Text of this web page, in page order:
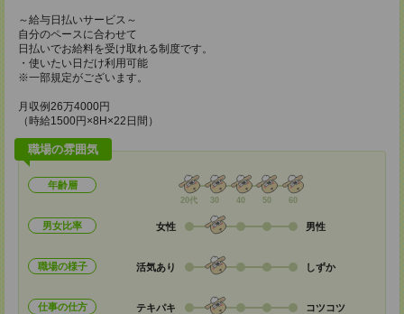
～給与日払いサービス～
自分のペースに合わせて
日払いでお給料を受け取れる制度です。
・使いたい日だけ利用可能
※一部規定がございます。
月収例26万4000円
（時給1500円×8H×22日間）
職場の雰囲気
年齢層
20代 30 40 50 60
男女比率 女性 男性
職場の様子 活気あり しずか
仕事の仕方 テキパキ コツコツ